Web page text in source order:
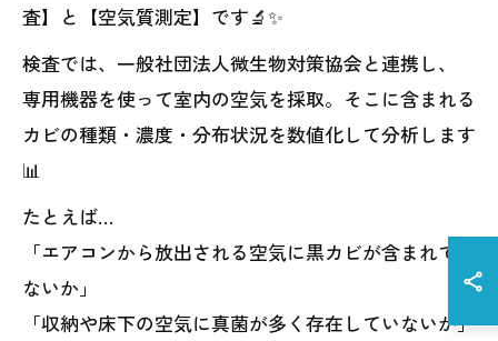
査】と【空気質測定】です🔬✨
検査では、一般社団法人微生物対策協会と連携し、
専用機器を使って室内の空気を採取。そこに含まれる
カビの種類・濃度・分布状況を数値化して分析します
📊
たとえば…
「エアコンから放出される空気に黒カビが含まれてい
ないか」
「収納や床下の空気に真菌が多く存在していないか」